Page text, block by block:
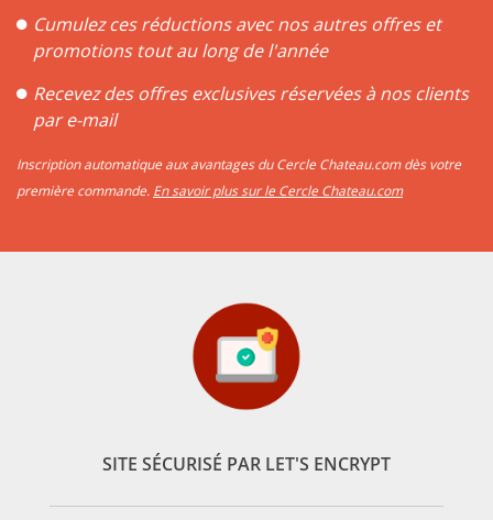
Cumulez ces réductions avec nos autres offres et
promotions tout au long de l'année
Recevez des offres exclusives réservées à nos clients
par e-mail
Inscription automatique aux avantages du Cercle Chateau.com dès votre
première commande. En savoir plus sur le Cercle Chateau.com
SITE SÉCURISÉ PAR LET'S ENCRYPT